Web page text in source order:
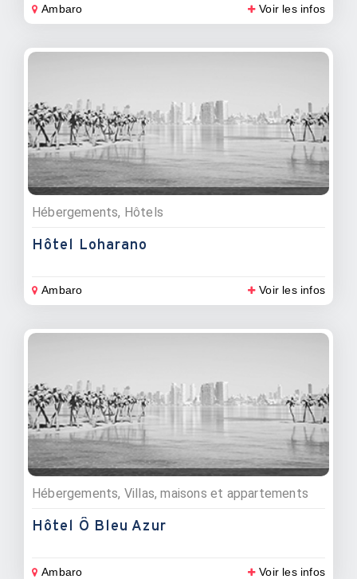
Ambaro Voir les infos
Hébergements, Hôtels
Hôtel Loharano
Ambaro Voir les infos
Hébergements, Villas, maisons et appartements
Hôtel Ô Bleu Azur
Ambaro Voir les infos